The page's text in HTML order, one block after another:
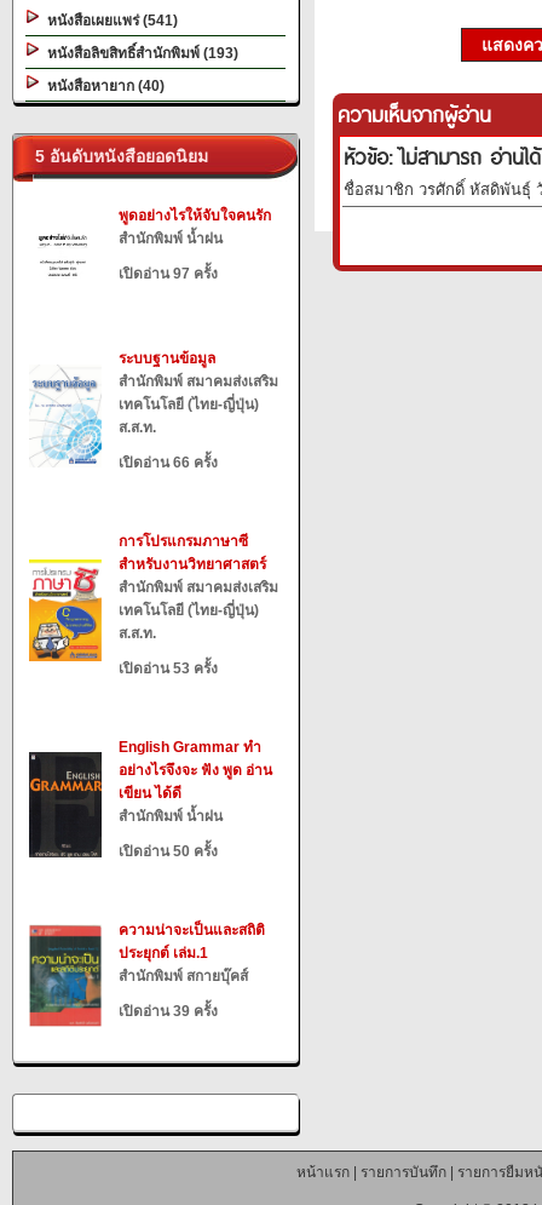
หนังสือเผยแพร่ (541)
หนังสือลิขสิทธิ์สำนักพิมพ์ (193)
หนังสือหายาก (40)
5 อันดับหนังสือยอดนิยม
พูดอย่างไรให้จับใจคนรัก
สำนักพิมพ์ น้ำฝน
เปิดอ่าน 97 ครั้ง
ระบบฐานข้อมูล
สำนักพิมพ์ สมาคมส่งเสริม
เทคโนโลยี (ไทย-ญี่ปุ่น)
ส.ส.ท.
เปิดอ่าน 66 ครั้ง
การโปรแกรมภาษาซี
สำหรับงานวิทยาศาสตร์
สำนักพิมพ์ สมาคมส่งเสริม
เทคโนโลยี (ไทย-ญี่ปุ่น)
ส.ส.ท.
เปิดอ่าน 53 ครั้ง
English Grammar ทำ
อย่างไรจึงจะ ฟัง พูด อ่าน
เขียน ได้ดี
สำนักพิมพ์ น้ำฝน
เปิดอ่าน 50 ครั้ง
ความน่าจะเป็นและสถิติ
ประยุกต์ เล่ม.1
สำนักพิมพ์ สกายบุ๊คส์
เปิดอ่าน 39 ครั้ง
แสดงค
ความเห็นจากผู้อ่าน
หัวข้อ: ไม่สามารถ อ่านได้
ชื่อสมาชิก วรศักดิ์ หัสดิพันธุ์
หน้าแรก| รายการบันทึก| รายการยืมห